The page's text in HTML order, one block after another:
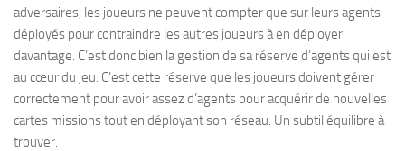
adversaires, les joueurs ne peuvent compter que sur leurs agents
déployés pour contraindre les autres joueurs à en déployer
davantage. C’est donc bien la gestion de sa réserve d’agents qui est
au cœur du jeu. C’est cette réserve que les joueurs doivent gérer
correctement pour avoir assez d’agents pour acquérir de nouvelles
cartes missions tout en déployant son réseau. Un subtil équilibre à
trouver.